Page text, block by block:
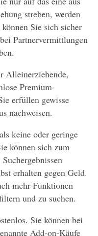
streben, werden
Sie sich sicher
Partnervermittlungen
Alleinerziehende,
Premium-
erfüllen gewisse
nachweisen.
keine oder geringe
können sich zum
erhalten gegen Geld.
mehr Funktionen
und zu suchen.
Sie können bei
Add-on-Käufe